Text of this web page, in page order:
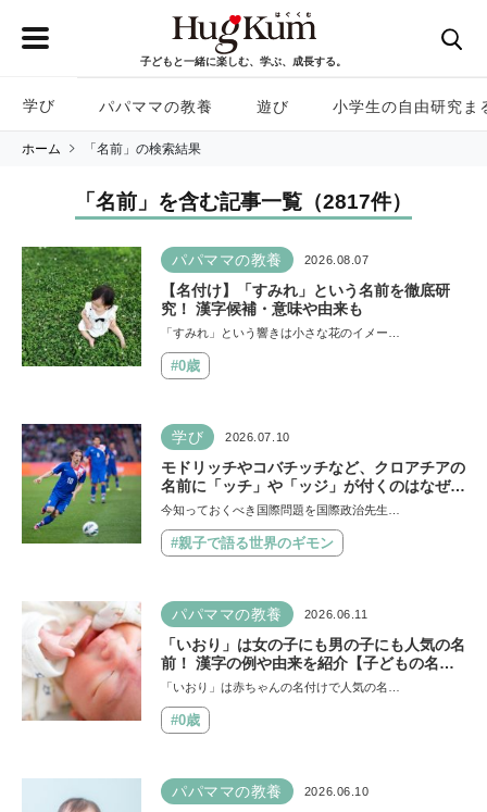
子どもと一緒に楽しむ、学ぶ、成長する。
学び パパママの教養 遊び 小学生の自由研究ま
ホーム 「名前」の検索結果
「名前」を含む記事一覧（2817件）
パパママの教養 2026.08.07
【名付け】「すみれ」という名前を徹底研
究！ 漢字候補・意味や由来も
「すみれ」という響きは小さな花のイメー…
#0歳
学び 2026.07.10
モドリッチやコバチッチなど、クロアチアの
名前に「ッチ」や「ッジ」が付くのはなぜ？
【親子で語る国際問題】
今知っておくべき国際問題を国際政治先生…
#親子で語る世界のギモン
パパママの教養 2026.06.11
「いおり」は女の子にも男の子にも人気の名
前！ 漢字の例や由来を紹介【子どもの名付
け】
「いおり」は赤ちゃんの名付けで人気の名…
#0歳
パパママの教養 2026.06.10